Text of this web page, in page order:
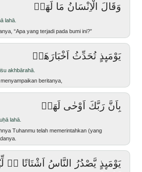
وَقَالَ الْاِنْسَانُ مَا لَهَاۚ
lahā.
“Apa yang terjadi pada bumi ini?”
يَوْمَىِٕذٍ تُحَدِّثُ اَخْبَارَهَاۙ
akhbārahā.
menyampaikan beritanya,
بِاَنَّ رَبَّكَ اَوْحٰى لَهَاۗ
lahā.
يَوْمَىِٕذٍ يَّصْدُرُ النَّاسُ اَشْتَاتًا ەۙ لِّيُرَوْا